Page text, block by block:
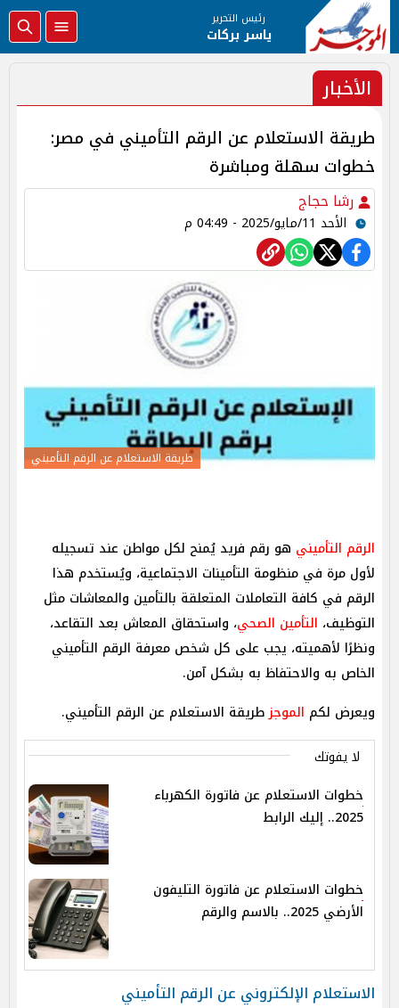
رئيس التحرير
ياسر بركات
الأخبار
طريقة الاستعلام عن الرقم التأميني في مصر:
خطوات سهلة ومباشرة
رشا حجاج
الأحد 11/مايو/2025 - 04:49 م
طريقة الاستعلام عن الرقم التأميني
الرقم التأميني هو رقم فريد يُمنح لكل مواطن عند تسجيله
لأول مرة في منظومة التأمينات الاجتماعية، ويُستخدم هذا
الرقم في كافة التعاملات المتعلقة بالتأمين والمعاشات مثل
التوظيف، التأمين الصحي، واستحقاق المعاش بعد التقاعد،
ونظرًا لأهميته، يجب على كل شخص معرفة الرقم التأميني
الخاص به والاحتفاظ به بشكل آمن.
ويعرض لكم الموجزطريقة الاستعلام عن الرقم التأميني.
لا يفوتك
خطوات الاستعلام عن فاتورة الكهرباء
2025.. إليك الرابط
خطوات الاستعلام عن فاتورة التليفون
الأرضي 2025.. بالاسم والرقم
الاستعلام الإلكتروني عن الرقم التأميني